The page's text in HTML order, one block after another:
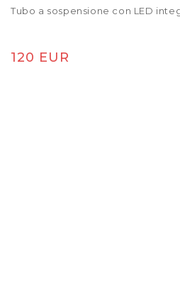
Tubo a sospensione con LED
Prezzo di listino
120 EUR